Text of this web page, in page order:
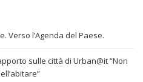
Verso l’Agenda del Paese.
sulle città di Urban@it “Non